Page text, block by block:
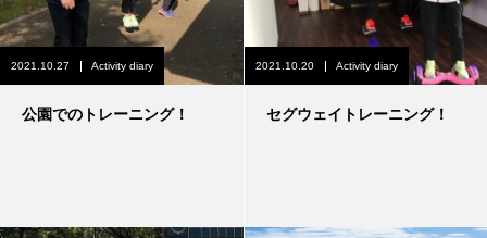
2021.10.27 Activity diary
公園でのトレーニング！
2021.10.20 Activity diary
セグウェイトレーニング！